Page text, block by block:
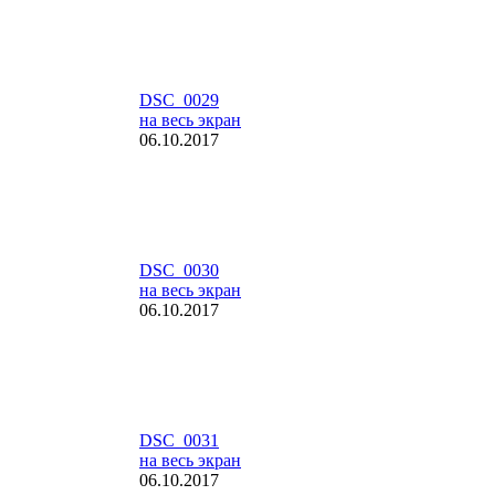
DSC_0029
на весь экран
06.10.2017
DSC_0030
на весь экран
06.10.2017
DSC_0031
на весь экран
06.10.2017